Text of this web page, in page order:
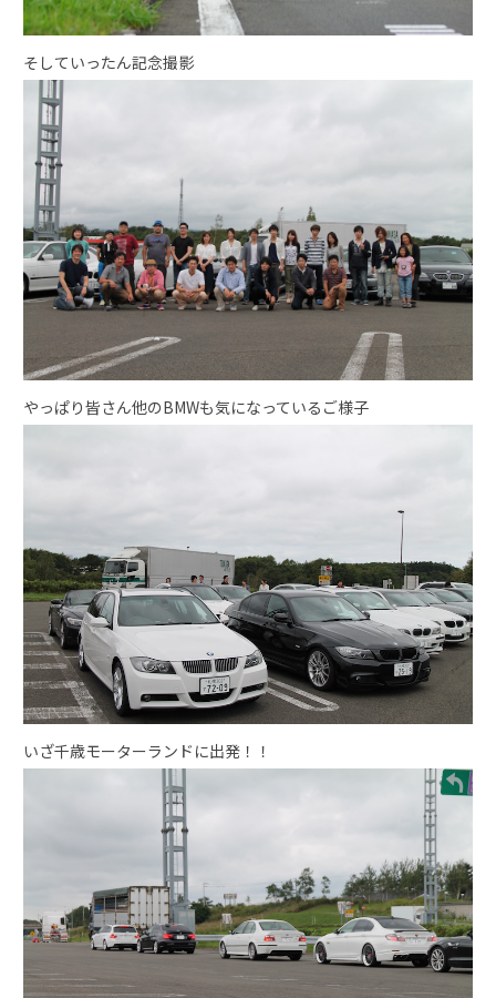
そしていったん記念撮影
やっぱり皆さん他のBMWも気になっているご様子
いざ千歳モーターランドに出発！！